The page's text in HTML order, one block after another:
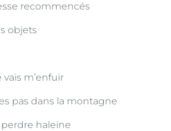
recommencés
objets
m’enfuir
pas dans la montagne
haleine